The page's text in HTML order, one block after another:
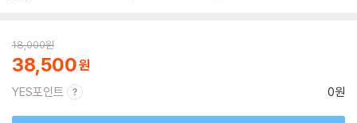
18,000원
38,500
YES포인트 0원